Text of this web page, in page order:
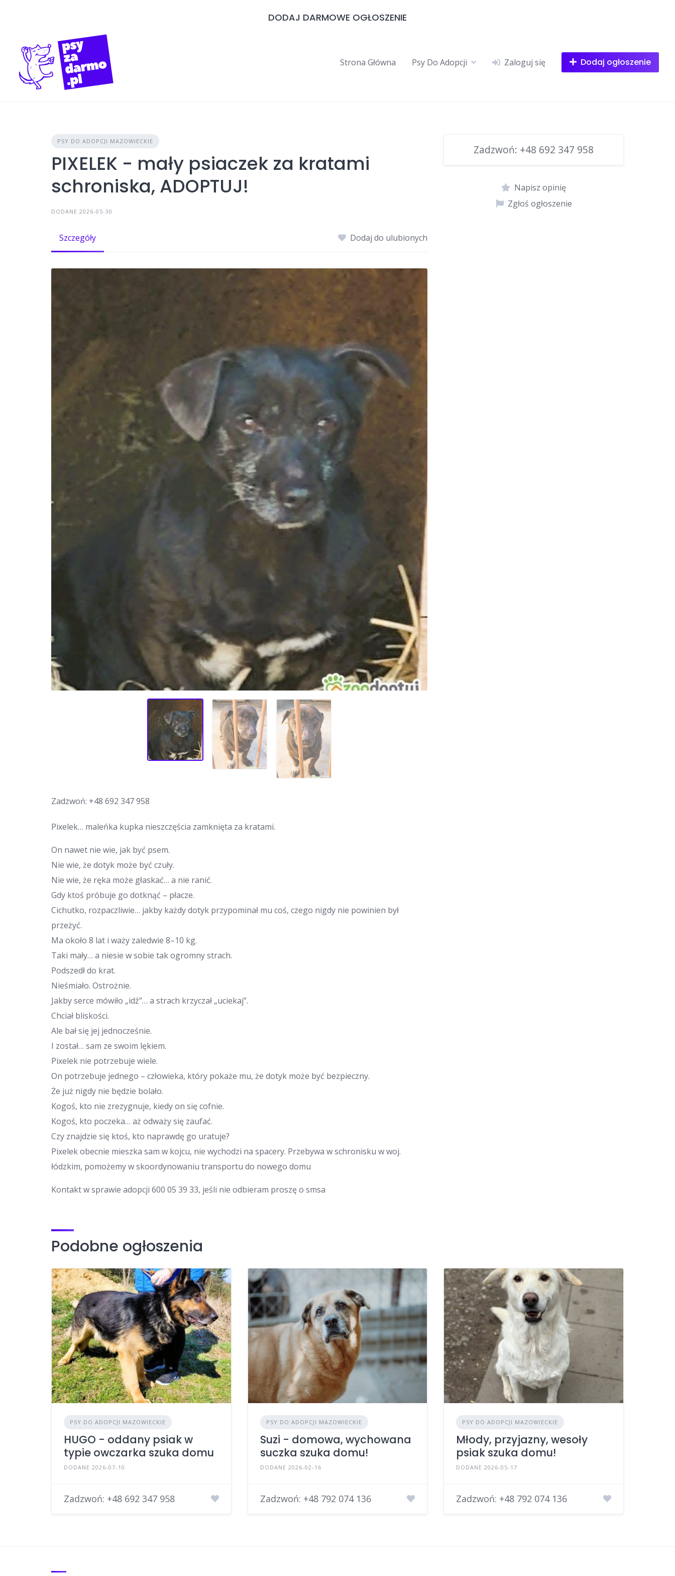
DODAJ DARMOWE OGŁOSZENIE
Strona Główna Psy Do Adopcji Zaloguj się Dodaj ogłoszenie
PSY DO ADOPCJI MAZOWIECKIE
PIXELEK - mały psiaczek za kratami
schroniska, ADOPTUJ!
DODANE 2026-05-30
Szczegóły Dodaj do ulubionych
Zadzwoń: +48 692 347 958
Pixelek… maleńka kupka nieszczęścia zamknięta za kratami.
On nawet nie wie, jak być psem.
Nie wie, że dotyk może być czuły.
Nie wie, że ręka może głaskać… a nie ranić.
Gdy ktoś próbuje go dotknąć – płacze.
Cichutko, rozpaczliwie… jakby każdy dotyk przypominał mu coś, czego nigdy nie powinien był
przeżyć.
Ma około 8 lat i waży zaledwie 8–10 kg.
Taki mały… a niesie w sobie tak ogromny strach.
Podszedł do krat.
Nieśmiało. Ostrożnie.
Jakby serce mówiło „idź”… a strach krzyczał „uciekaj”.
Chciał bliskości.
Ale bał się jej jednocześnie.
I został… sam ze swoim lękiem.
Pixelek nie potrzebuje wiele.
On potrzebuje jednego – człowieka, który pokaże mu, że dotyk może być bezpieczny.
Że już nigdy nie będzie bolało.
Kogoś, kto nie zrezygnuje, kiedy on się cofnie.
Kogoś, kto poczeka… aż odważy się zaufać.
Czy znajdzie się ktoś, kto naprawdę go uratuje?
Pixelek obecnie mieszka sam w kojcu, nie wychodzi na spacery. Przebywa w schronisku w woj.
łódzkim, pomożemy w skoordynowaniu transportu do nowego domu
Kontakt w sprawie adopcji 600 05 39 33, jeśli nie odbieram proszę o smsa
Zadzwoń: +48 692 347 958
Napisz opinię
Zgłoś ogłoszenie
Podobne ogłoszenia
PSY DO ADOPCJI MAZOWIECKIE
HUGO - oddany psiak w
typie owczarka szuka domu
DODANE 2026-07-10
Zadzwoń: +48 692 347 958
PSY DO ADOPCJI MAZOWIECKIE
Suzi - domowa, wychowana
suczka szuka domu!
DODANE 2026-02-16
Zadzwoń: +48 792 074 136
PSY DO ADOPCJI MAZOWIECKIE
Młody, przyjazny, wesoły
psiak szuka domu!
DODANE 2026-05-17
Zadzwoń: +48 792 074 136